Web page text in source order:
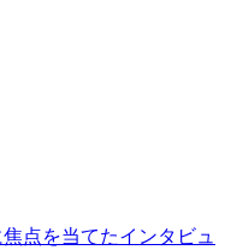
点を当てたインタビュ